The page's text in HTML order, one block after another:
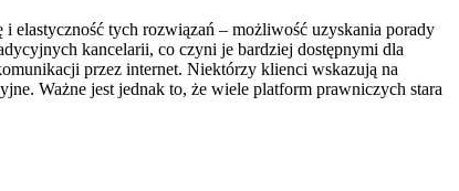
elastyczność tych rozwiązań – możliwość uzyskania porady
kancelarii, co czyni je bardziej dostępnymi dla
przez internet. Niektórzy klienci wskazują na
Ważne jest jednak to, że wiele platform prawniczych stara